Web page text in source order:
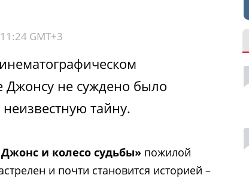
GMT+3
не суждено было
тайну.
и колесо судьбы» пожилой
и почти становится историей –